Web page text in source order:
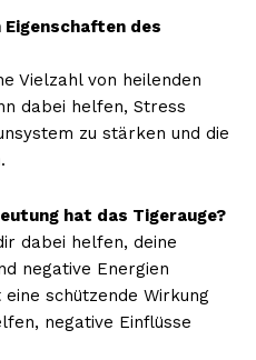
Eigenschaften des
Vielzahl von heilenden
dabei helfen, Stress
zu stärken und die
hat das Tigerauge?
dabei helfen, deine
negative Energien
schützende Wirkung
negative Einflüsse